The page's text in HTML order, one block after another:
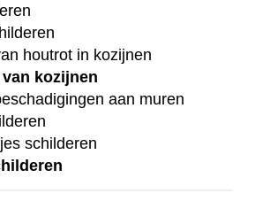
houtrot in kozijnen
kozijnen
aan muren
schilderen